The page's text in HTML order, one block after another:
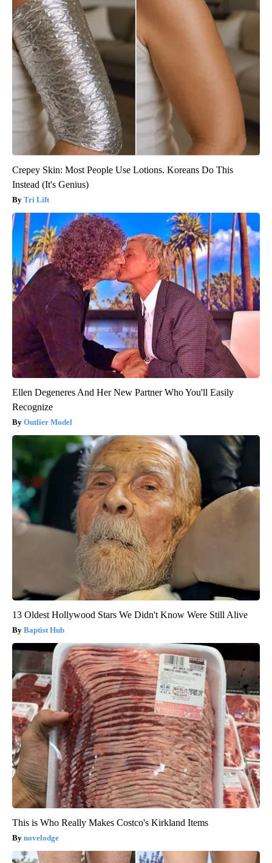
Crepey Skin: Most People Use Lotions. Koreans Do This
Instead (It's Genius)
Tri Lift
Ellen Degeneres And Her New Partner Who You'll Easily
Recognize
Outlier Model
13 Oldest Hollywood Stars We Didn't Know Were Still Alive
Baptist Hub
This is Who Really Makes Costco's Kirkland Items
novelodge